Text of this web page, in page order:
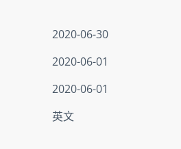
2020-06-30
2020-06-01
2020-06-01
英文